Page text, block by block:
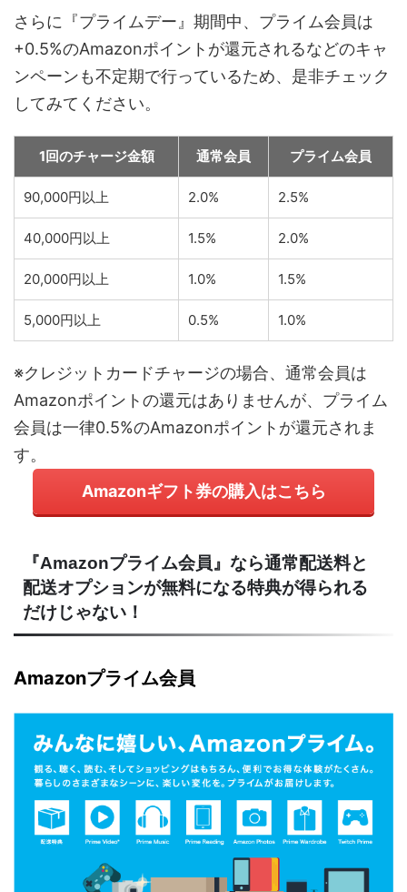
さらに『プライムデー』期間中、プライム会員は
+0.5%のAmazonポイントが還元されるなどのキャ
ンペーンも不定期で行っているため、是非チェック
してみてください。
1回のチャージ金額 通常会員 プライム会員
90,000円以上 2.0% 2.5%
40,000円以上 1.5% 2.0%
20,000円以上 1.0% 1.5%
5,000円以上 0.5% 1.0%
※クレジットカードチャージの場合、通常会員は
Amazonポイントの還元はありませんが、プライム
会員は一律0.5%のAmazonポイントが還元されま
す。
Amazonギフト券の購入はこちら
『Amazonプライム会員』なら通常配送料と
配送オプションが無料になる特典が得られる
だけじゃない！
Amazonプライム会員